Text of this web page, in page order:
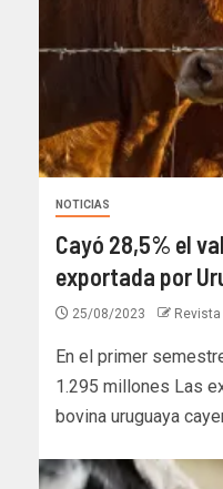
NOTICIAS
Cayó 28,5% el
exportada por
25/08/2023 Revista
En el primer
1.295 millones Las
bovina uruguaya